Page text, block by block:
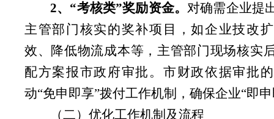
2、“考核类”奖励资金。对确需企业提
主管部门核实的奖补项目，如企业技改
效、降低物流成本等，主管部门现场核实
配方案报市政府审批。市财政依据审批
动“免申即享”拨付工作机制，确保企业“即
（二）优化工作机制及流程